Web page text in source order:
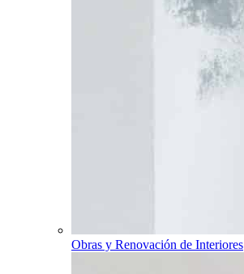
Obras y Renovación de Interiores